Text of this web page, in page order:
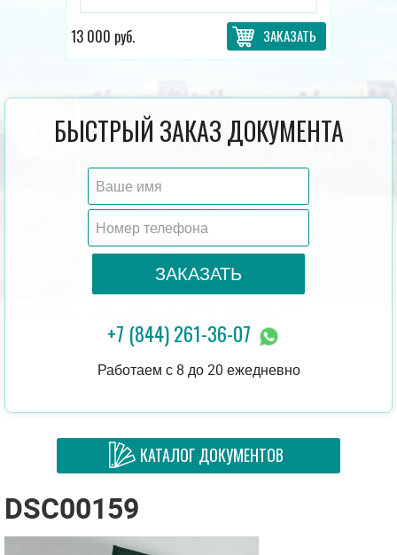
13 000 руб. ЗАКАЗАТЬ
БЫСТРЫЙ ЗАКАЗ ДОКУМЕНТА
ЗАКАЗАТЬ
+7 (844) 261-36-07
Работаем с 8 до 20 ежедневно
КАТАЛОГ ДОКУМЕНТОВ
DSC00159